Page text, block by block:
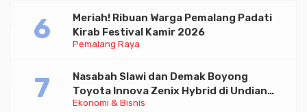
Pemalang Raya
Meriah! Ribuan Warga Pemalang Padati
Kirab Festival Kamir 2026
Ekonomi & Bisnis
Nasabah Slawi dan Demak Boyong
Toyota Innova Zenix Hybrid di Undian
Tabungan Bima Bank Jateng